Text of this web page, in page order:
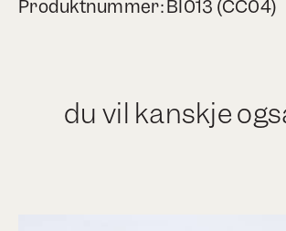
Produktnummer: BI013 (CC04)
du vil kanskje